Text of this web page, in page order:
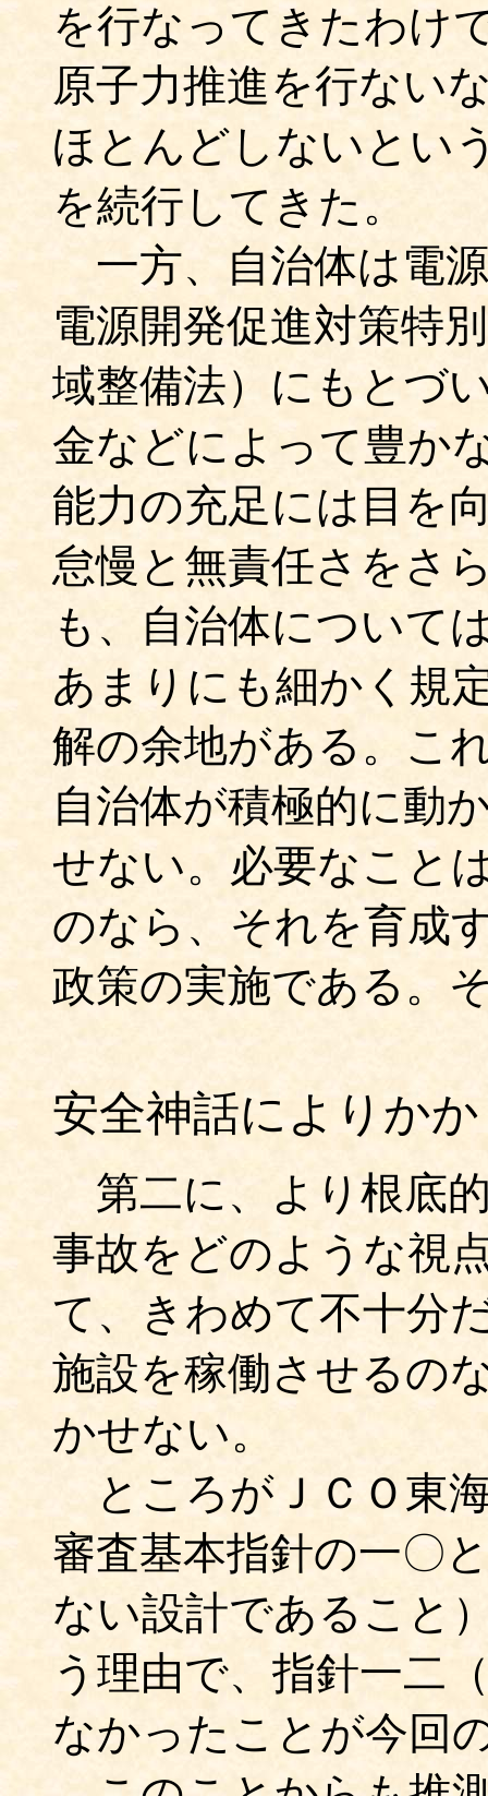
を行なってきたわけ
原子力推進を行ない
ほとんどしないとい
を続行してきた。
一方、自治体は電
電源開発促進対策特
域整備法）にもとづ
金などによって豊か
能力の充足には目を
怠慢と無責任さをさ
も、自治体について
あまりにも細かく規
解の余地がある。こ
自治体が積極的に動
せない。必要なこと
のなら、それを育成
政策の実施である。
安全神話によりか
第二に、より根底
事故をどのような視
て、きわめて不十分
施設を稼働させるの
かせない。
ところがＪＣＯ東
審査基本指針の一〇
ない設計であること
う理由で、指針一二
なかったことが今回